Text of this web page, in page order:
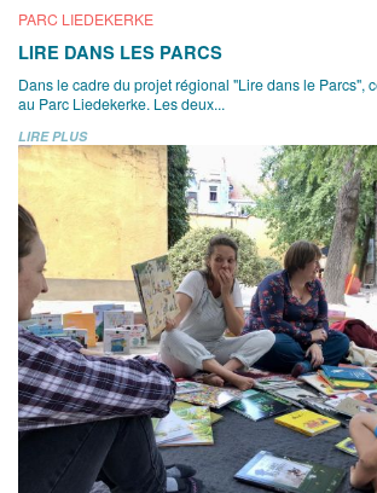
PARC LIEDEKERKE
LIRE DANS LES PARCS
Dans le cadre du projet régional "Lire dans le Parcs",
au Parc Liedekerke. Les deux...
LIRE PLUS